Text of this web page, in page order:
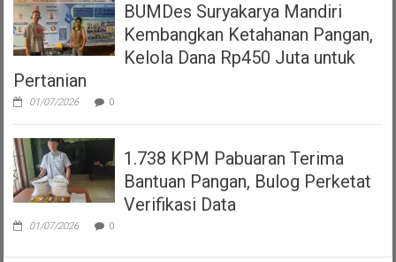
BUMDes Suryakarya Mandiri
Kembangkan Ketahanan Pangan,
Kelola Dana Rp450 Juta untuk
Pertanian
01/07/2026 0
1.738 KPM Pabuaran Terima
Bantuan Pangan, Bulog Perketat
Verifikasi Data
01/07/2026 0